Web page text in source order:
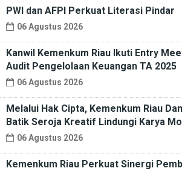
PWI dan AFPI Perkuat Literasi Pindar
06 Agustus 2026
Kanwil Kemenkum Riau Ikuti Entry
Audit Pengelolaan Keuangan TA 2025
06 Agustus 2026
Melalui Hak Cipta, Kemenkum Riau
Batik Seroja Kreatif Lindungi Karya
06 Agustus 2026
Kemenkum Riau Perkuat Sinergi